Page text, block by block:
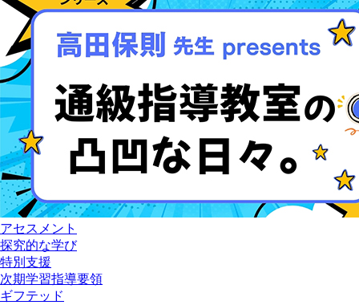
アセスメント
探究的な学び
特別支援
次期学習指導要領
ギフテッド